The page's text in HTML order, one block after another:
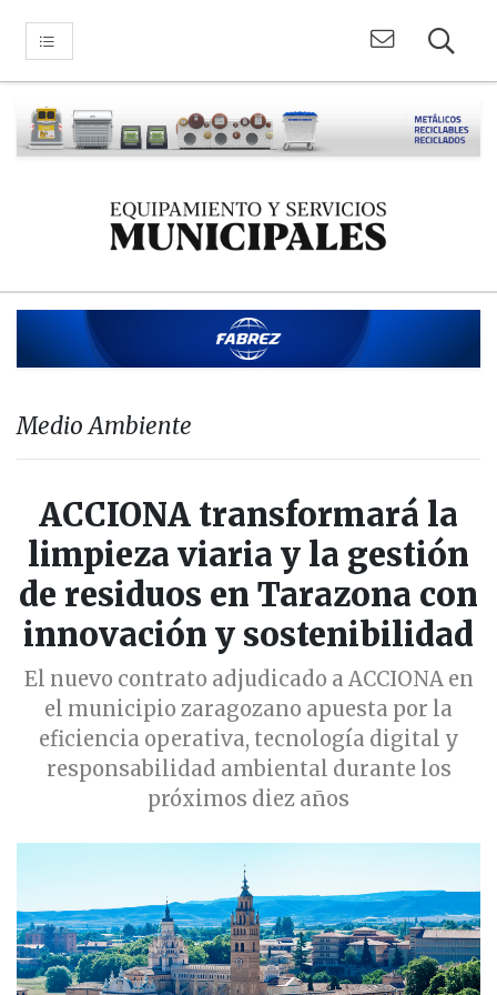
Medio Ambiente
ACCIONA transformará la
limpieza viaria y la gestión
de residuos en Tarazona con
innovación y sostenibilidad
El nuevo contrato adjudicado a ACCIONA en
el municipio zaragozano apuesta por la
eficiencia operativa, tecnología digital y
responsabilidad ambiental durante los
próximos diez años